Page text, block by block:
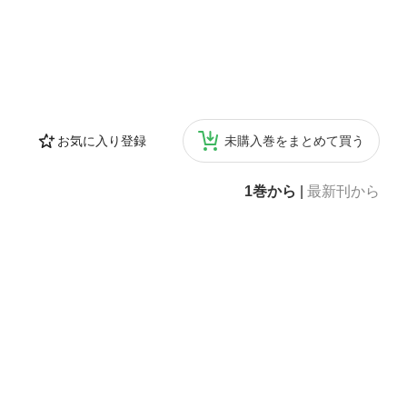
お気に入り登録 未購入巻をまとめて買う
1巻から 最新刊から